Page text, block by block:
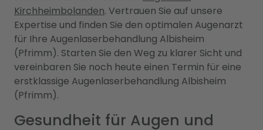
Kirchheimbolanden. Vertrauen Sie auf unsere
Expertise und finden Sie den optimalen Augenarzt
für Ihre Augenlaserbehandlung Albisheim
(Pfrimm). Starten Sie den Weg zu klarer Sicht und
vereinbaren Sie noch heute einen Termin für eine
erstklassige Augenlaserbehandlung Albisheim
(Pfrimm).
Gesundheit für Augen und